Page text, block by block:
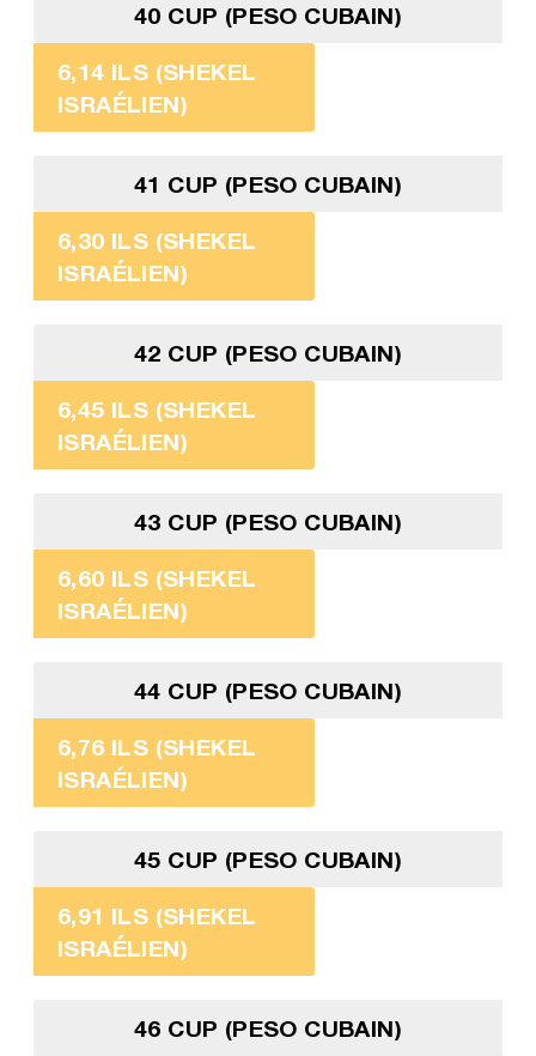
40 CUP (PESO CUBAIN)
6,14 ILS (SHEKEL
ISRAÉLIEN)
41 CUP (PESO CUBAIN)
6,30 ILS (SHEKEL
ISRAÉLIEN)
42 CUP (PESO CUBAIN)
6,45 ILS (SHEKEL
ISRAÉLIEN)
43 CUP (PESO CUBAIN)
6,60 ILS (SHEKEL
ISRAÉLIEN)
44 CUP (PESO CUBAIN)
6,76 ILS (SHEKEL
ISRAÉLIEN)
45 CUP (PESO CUBAIN)
6,91 ILS (SHEKEL
ISRAÉLIEN)
46 CUP (PESO CUBAIN)